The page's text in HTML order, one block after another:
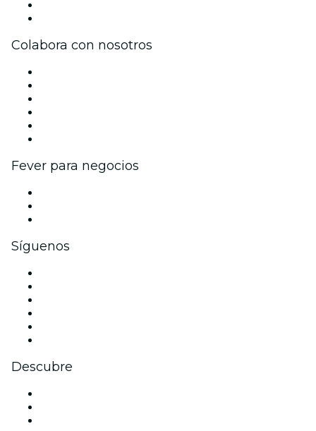
Colabora con nosotros
Fever para negocios
Síguenos
Descubre